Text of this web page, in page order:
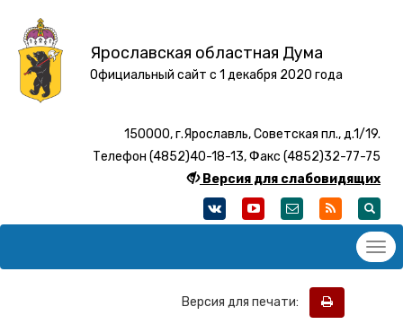
Ярославская областная Дума
Официальный сайт с 1 декабря 2020 года
150000, г.Ярославль, Советская пл., д.1/19.
Телефон (4852)40-18-13, Факс (4852)32-77-75
Версия для слабовидящих
Версия для печати: